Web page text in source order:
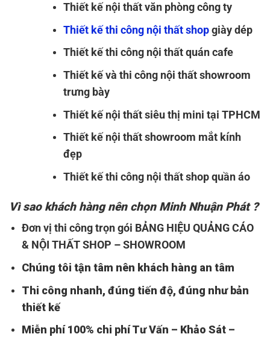
Thiết kế nội thất văn phòng công ty
Thiết kế thi công nội thất shopgiày dép
Thiết kế thi công nội thất quán cafe
Thiết kế và thi công nội thất showroom
trưng bày
Thiết kế nội thất siêu thị mini tại TPHCM
Thiết kế nội thất showroom mắt kính
đẹp
Thiết kế thi công nội thất shop quần áo
Vì sao khách hàng nên chọn Minh Nhuận Phát ?
Đơn vị thi công trọn gói BẢNG HIỆU QUẢNG CÁO
& NỘI THẤT SHOP – SHOWROOM
Chúng tôi tận tâm nên khách hàng an tâm
Thi công nhanh, đúng tiến độ, đúng như bản
thiết kế
Miễn phí 100% chi phí Tư Vấn – Khảo Sát –